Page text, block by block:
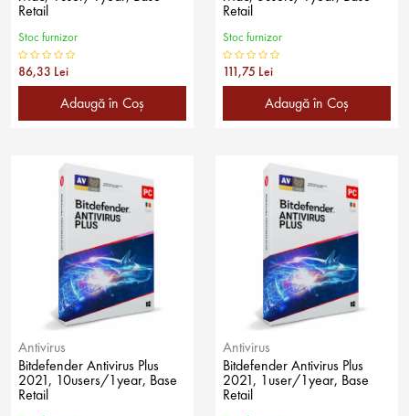
Retail
Stoc furnizor
86,33 Lei
Adaugă în Coş
Retail
Stoc furnizor
111,75 Lei
Adaugă în Coş
Antivirus
Bitdefender Antivirus Plus
2021, 10users/1year, Base
Retail
Antivirus
Bitdefender Antivirus Plus
2021, 1user/1year, Base
Retail